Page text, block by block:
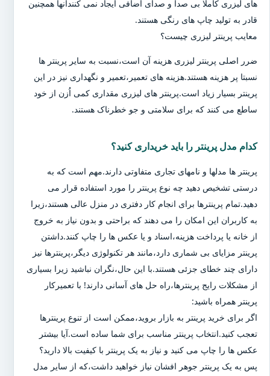
های لیزری کاملا بی صدا و صدای اضافی ایجاد نمی کنندآنها همچنین
قادر به تولید چاپ های رنگی هستند.
معایب پرینتر لیزری چیست؟
ضرر اصلی پرینتر لیزری هزینه آن است،نسبت به سایر پرینتر ها
نسبتا پر هزینه هستند.هزینه های تعمیر،تعمیر و نگهداری نیز در این
پرینتر بسیار زیاد است.پرینتر های لیزری مقداری کمی اُزن از خود
ساطع می کنند که برای سلامتی و جو خطرناک هستند.
کدام مدل پرینتر را باید خریداری کنید؟
پرینتر ها مدلها و نامهای تجاری متفاوتی دارند.مهم است که به
درستی تشخیص دهید چه نوع پرینتر را مورد استفاده قرار می
دهید.تمام پرینترها برای انجام کار دفتری در منزل عالی هستند،زیرا
به کاربران این امکان را می دهند که براحتی و بدون نیاز به خروج
از خانه یا پرداخت هزینه،اسناد و یا عکس ها را چاپ کنند.داشتن
پرینتر مزایای بی شماری دارد،مانند هر تکنولوژی دیگر،پرینترها نیز
دارای چند خطای جزئی هستند.با این حال،نگران نباشید زیرا بسیاری
از مشکلات رایج پرینترها،راه حل های آسانی دارند! با تعمیرکار
پرینتر همراه باشید:
اگر برای خرید پرینتر به بازار بروید،ممکن است از تنوع پرینترها
تعجب کنید.انتخاب پرینتر مناسب برای شما ساده است.آیا بیشتر
عکس ها را چاپ می کنید و نیاز به یک پرینتر با کیفیت بالا دارید؟
پس به یک پرینتر جوهر افشان نیاز خواهید داشت،که از سایر مدل